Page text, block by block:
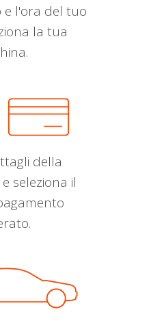
e l'ora del tuo
la tua
della
seleziona il